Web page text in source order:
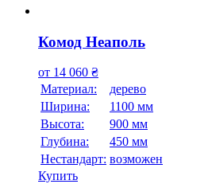
Комод Неаполь
от 14 060 ₴
Материал:
дерево
Ширина:
1100 мм
Высота:
900 мм
Глубина:
450 мм
Нестандарт: возможен
Купить